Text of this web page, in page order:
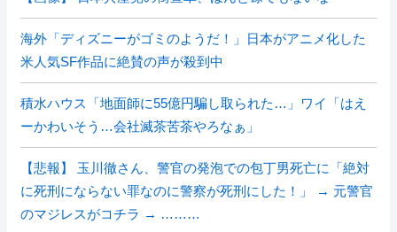
海外「ディズニーがゴミのようだ！」日本がアニメ化した
米人気SF作品に絶賛の声が殺到中
積水ハウス「地面師に55億円騙し取られた…」ワイ「はえ
ーかわいそう…会社滅茶苦茶やろなぁ」
【悲報】 玉川徹さん、警官の発泡での包丁男死亡に「絶対
に死刑にならない罪なのに警察が死刑にした！」 → 元警官
のマジレスがコチラ → ………